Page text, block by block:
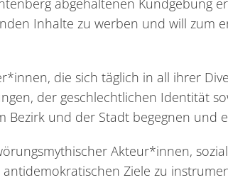
abgehaltenen Kundgebung
Inhalte zu werben und will zum
die sich täglich in all ihrer
der geschlechtlichen Identität
Bezirk und der Stadt begegnen und
Akteur*innen,
Ziele zu